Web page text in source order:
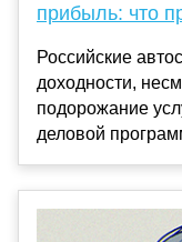
прибыль: что
Российские
доходности,
подорожание
деловой